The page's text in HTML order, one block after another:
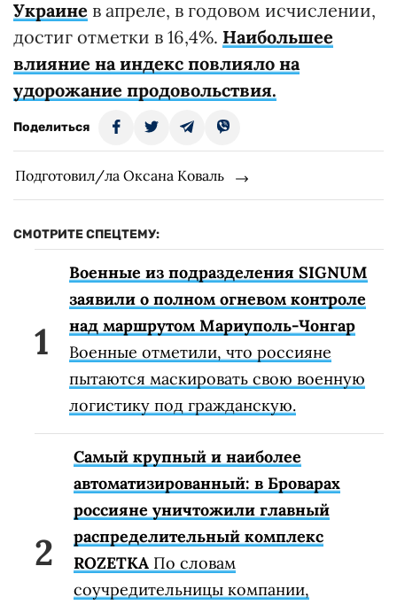
Украине в апреле, в годовом исчислении,
достиг отметки в 16,4%. Наибольшее
влияние на индекс повлияло на
удорожание продовольствия.
Поделиться
Подготовил/ла Оксана Коваль
СМОТРИТЕ СПЕЦТЕМУ:
Военные из подразделения SIGNUM
заявили о полном огневом контроле
над маршрутом Мариуполь-Чонгар
Военные отметили, что россияне
пытаются маскировать свою военную
логистику под гражданскую.
Самый крупный и наиболее
автоматизированный: в Броварах
россияне уничтожили главный
распределительный комплекс
ROZETKA По словам
соучредительницы компании,